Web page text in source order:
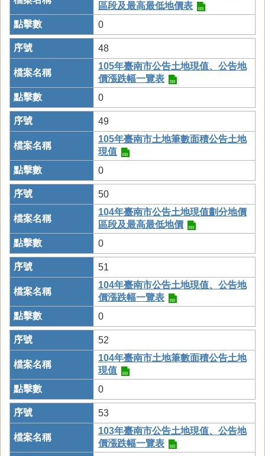
區段及最高最低地價表
0
48
105年臺南市公告土地現值、公告地
價漲跌幅一覽表
0
49
105年臺南市土地筆數面積公告土地
現值
0
50
104年臺南市公告土地現值劃分地價
區段及最高最低地價
0
51
104年臺南市公告土地現值、公告地
價漲跌幅一覽表
0
52
104年臺南市土地筆數面積公告土地
現值
0
53
103年臺南市公告土地現值、公告地
價漲跌幅一覽表